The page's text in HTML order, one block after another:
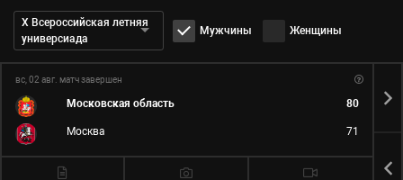
Дивизион:
Х Всероссийская летняя
универсиада
Мужчины Женщины
вс, 02 авг. матч завершен
Московская область 80
Москва 71